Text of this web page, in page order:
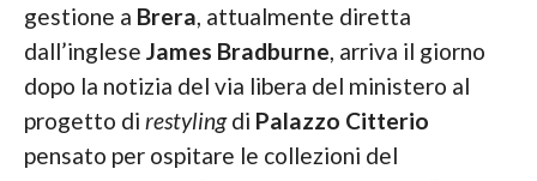
gestione a Brera, attualmente diretta
dall’inglese James Bradburne, arriva il giorno
dopo la notizia del via libera del ministero al
progetto di restylingdi Palazzo Citterio
pensato per ospitare le collezioni del